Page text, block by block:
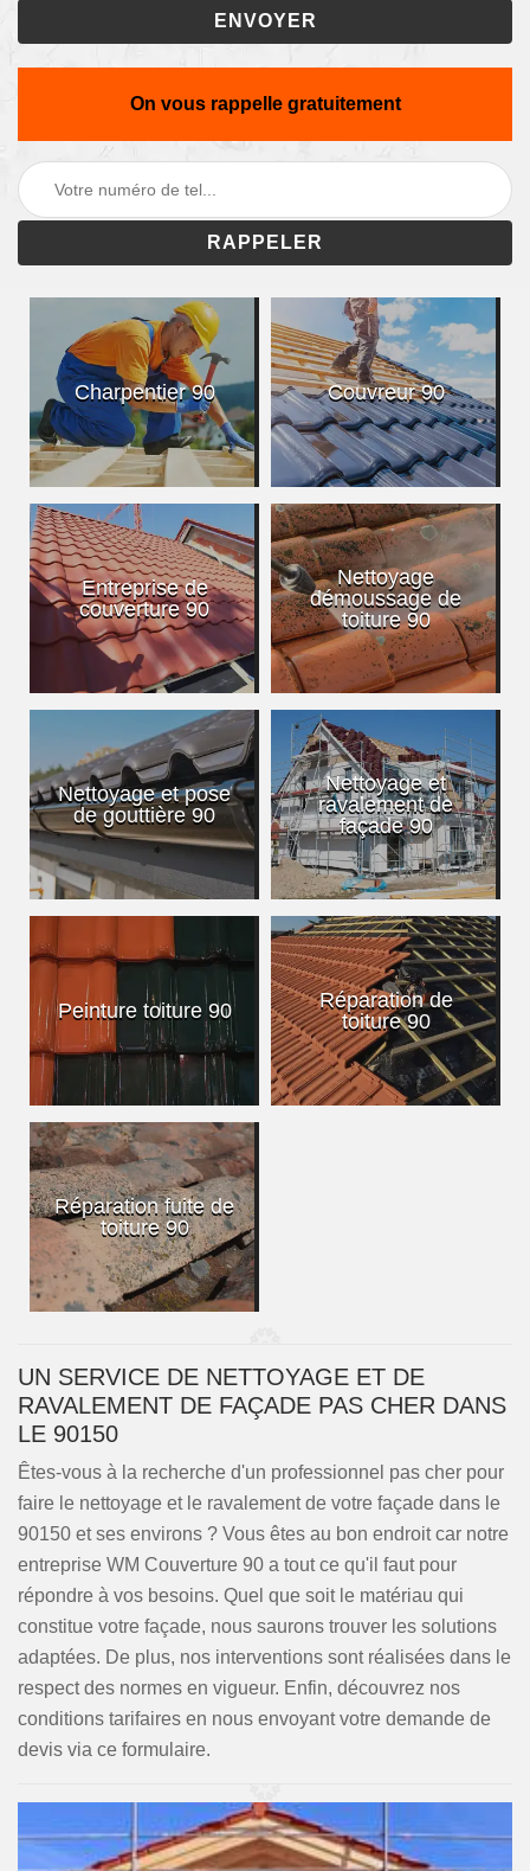
On vous rappelle gratuitement
Charpentier 90 Couvreur 90
Entreprise de
couverture 90
Nettoyage
démoussage de
toiture 90
Nettoyage et pose
de gouttière 90
Nettoyage et
ravalement de
façade 90
Peinture toiture 90
Réparation de
toiture 90
Réparation fuite de
toiture 90
UN SERVICE DE NETTOYAGE ET DE
RAVALEMENT DE FAÇADE PAS CHER DANS
LE 90150
Êtes-vous à la recherche d'un professionnel pas cher pour
faire le nettoyage et le ravalement de votre façade dans le
90150 et ses environs ? Vous êtes au bon endroit car notre
entreprise WM Couverture 90 a tout ce qu'il faut pour
répondre à vos besoins. Quel que soit le matériau qui
constitue votre façade, nous saurons trouver les solutions
adaptées. De plus, nos interventions sont réalisées dans le
respect des normes en vigueur. Enfin, découvrez nos
conditions tarifaires en nous envoyant votre demande de
devis via ce formulaire.